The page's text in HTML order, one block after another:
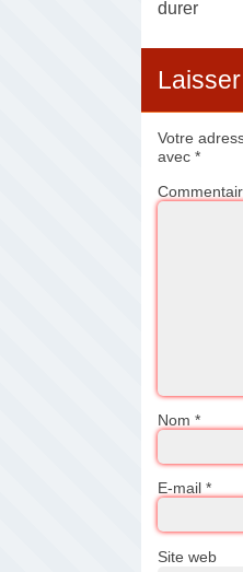
durer
Votre
avec *
Nom *
E-mail *
Site web